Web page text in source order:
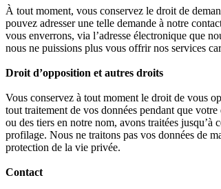
À tout moment, vous conservez le droit de
pouvez adresser une telle demande à notre
vous enverrons, via l’adresse électronique que
nous ne puissions plus vous offrir nos services
Droit d’opposition et autres droits
Vous conservez à tout moment le droit de vous
tout traitement de vos données pendant que
ou des tiers en notre nom, avons traitées jusqu’à
profilage. Nous ne traitons pas vos données de
protection de la vie privée.
Contact